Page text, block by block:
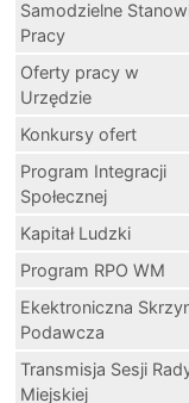
Samodzielne
Pracy
Oferty pracy w
Urzędzie
Konkursy ofert
Program Integracji
Społecznej
Kapitał Ludzki
Program RPO WM
Ekektroniczna
Podawcza
Transmisja Sesji
Miejskiej